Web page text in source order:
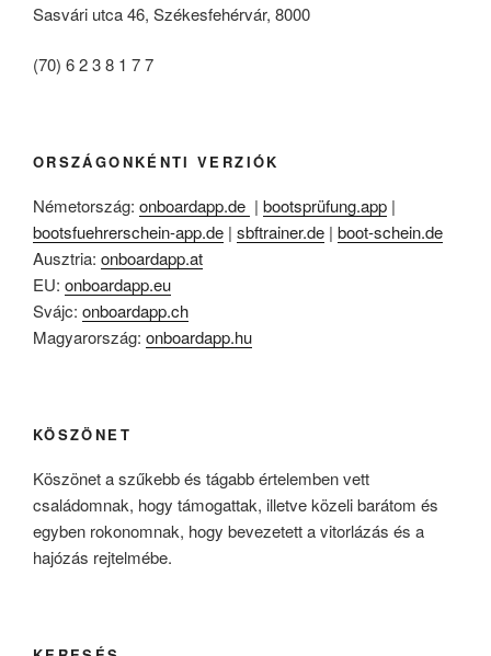
Sasvári utca 46, Székesfehérvár, 8000
(70) 6 2 3 8 1 7 7
ORSZÁGONKÉNTI VERZIÓK
Németország: onboardapp.de | bootsprüfung.app |
bootsfuehrerschein-app.de | sbftrainer.de | boot-schein.de
Ausztria: onboardapp.at
EU: onboardapp.eu
Svájc: onboardapp.ch
Magyarország: onboardapp.hu
KÖSZÖNET
Köszönet a szűkebb és tágabb értelemben vett
családomnak, hogy támogattak, illetve közeli barátom és
egyben rokonomnak, hogy bevezetett a vitorlázás és a
hajózás rejtelmébe.